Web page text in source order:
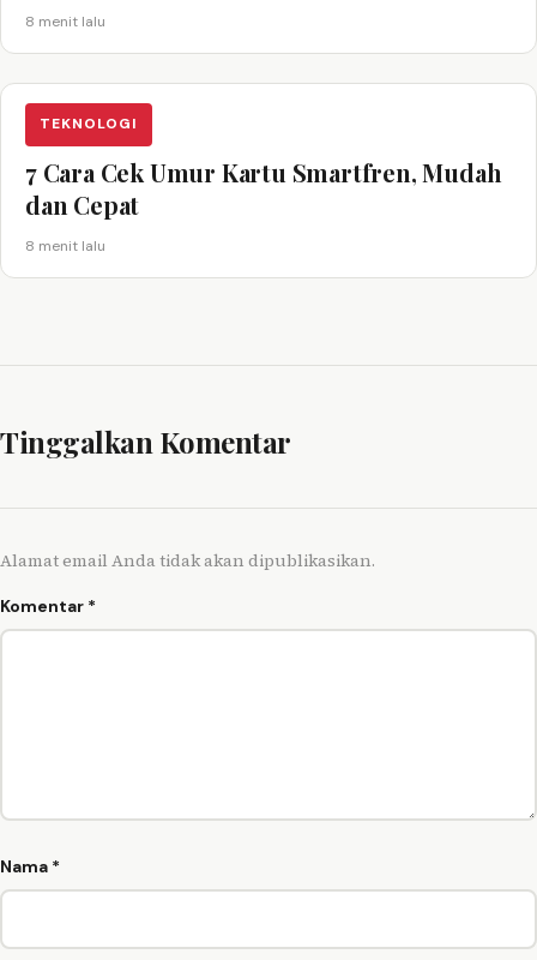
8 menit lalu
TEKNOLOGI
7 Cara Cek Umur Kartu Smartfren, Mudah
dan Cepat
8 menit lalu
Tinggalkan Komentar
Alamat email Anda tidak akan dipublikasikan.
Komentar *
Nama *